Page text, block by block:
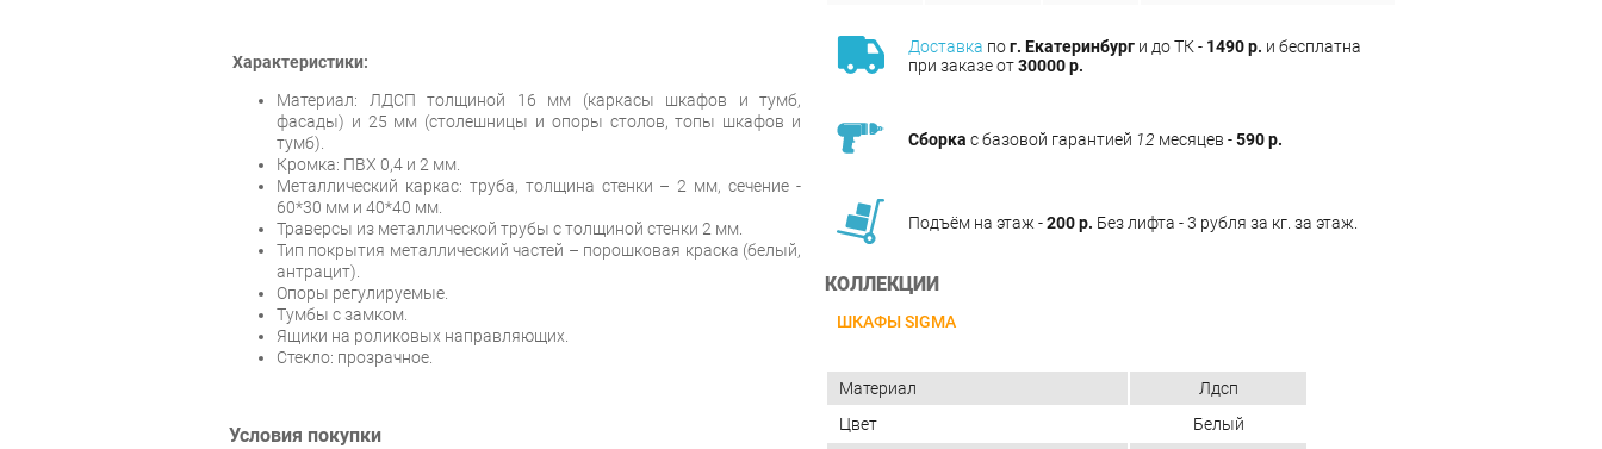
Доставка пог. Екатеринбург и до ТК - 1490 р. и бесплатна
при заказе от30000 р.
Сборка с базовой гарантией 12 месяцев -590 р.
Подъём на этаж -200 р. Без лифта - 3 рубля за кг. за этаж.
КОЛЛЕКЦИИ
ШКАФЫ SIGMA
Характеристики:
Материал: ЛДСП толщиной 16 мм (каркасы шкафов и тумб,
фасады) и 25 мм (столешницы и опоры столов, топы шкафов и
тумб).
Кромка: ПВХ 0,4 и 2 мм.
Металлический каркас: труба, толщина стенки – 2 мм, сечение -
60*30 мм и 40*40 мм.
Траверсы из металлической трубы с толщиной стенки 2 мм.
Тип покрытия металлический частей – порошковая краска (белый,
антрацит).
Опоры регулируемые.
Тумбы с замком.
Ящики на роликовых направляющих.
Стекло: прозрачное.
Условия покупки
Материал
Лдсп
Цвет
Белый